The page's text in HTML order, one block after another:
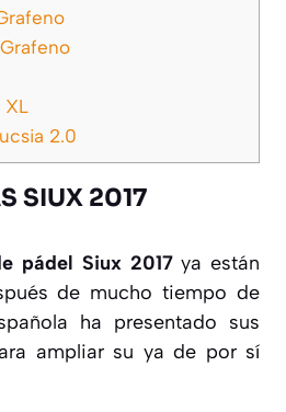
XL
2.0
SIUX 2017
pádel Siux 2017ya están
de mucho tiempo de
ha presentado sus
ampliar su ya de por sí